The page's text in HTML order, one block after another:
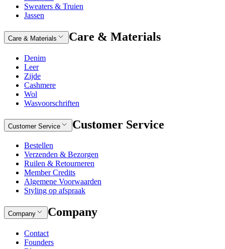
Sweaters & Truien
Jassen
Care & Materials Care & Materials
Denim
Leer
Zijde
Cashmere
Wol
Wasvoorschriften
Customer Service Customer Service
Bestellen
Verzenden & Bezorgen
Ruilen & Retourneren
Member Credits
Algemene Voorwaarden
Styling op afspraak
Company Company
Contact
Founders